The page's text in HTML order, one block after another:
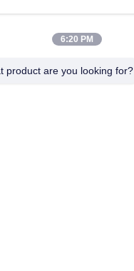
6:20 PM
product are you looking for?